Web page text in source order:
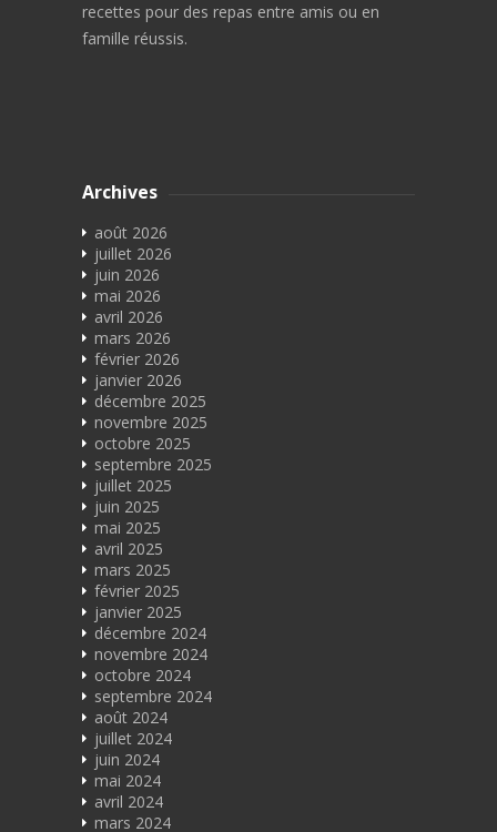
recettes pour des repas entre amis ou en
famille réussis.
Archives
août 2026
juillet 2026
juin 2026
mai 2026
avril 2026
mars 2026
février 2026
janvier 2026
décembre 2025
novembre 2025
octobre 2025
septembre 2025
juillet 2025
juin 2025
mai 2025
avril 2025
mars 2025
février 2025
janvier 2025
décembre 2024
novembre 2024
octobre 2024
septembre 2024
août 2024
juillet 2024
juin 2024
mai 2024
avril 2024
mars 2024